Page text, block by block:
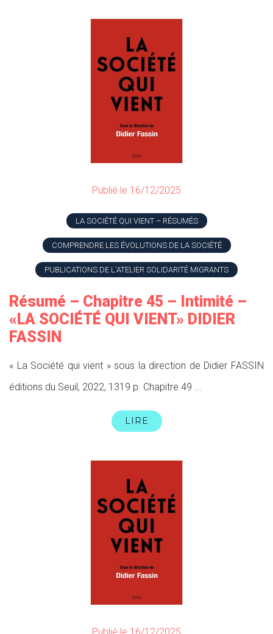
Publié le 16/12/2025
LA SOCIÉTÉ QUI VIENT – RÉSUMÉS
COMPRENDRE LES ÉVOLUTIONS DE LA SOCIÉTÉ
PUBLICATIONS DE L'ATELIER SOLIDARITÉ MIGRANTS
Résumé – Chapitre 45 – Intimité –
«LA SOCIÉTÉ QUI VIENT» DIDIER
FASSIN
« La Société qui vient » sous la direction de Didier FASSIN
éditions du Seuil, 2022, 1319 p. Chapitre 49 ...
LIRE